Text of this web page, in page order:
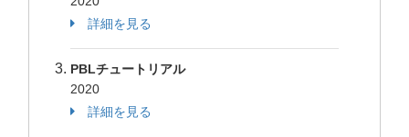
詳細を見る
PBLチュートリアル
2020
詳細を見る